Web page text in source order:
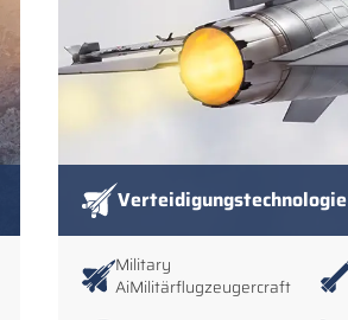
Verteidigungstechnologie
Military
AiMilitärflugzeugercraft